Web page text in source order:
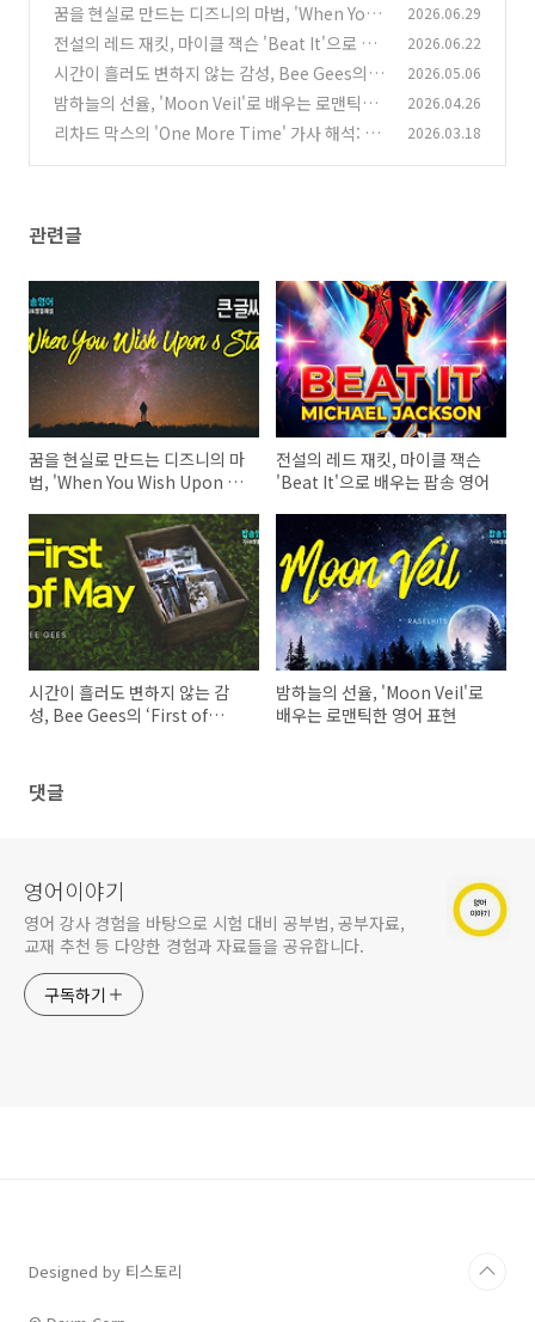
꿈을 현실로 만드는 디즈니의 마법, 'When You
Wish Upon a Star' 영어 공부
(0)
2026.06.29
전설의 레드 재킷, 마이클 잭슨 'Beat It'으로 배
우는 팝송 영어
(0)
2026.06.22
시간이 흘러도 변하지 않는 감성, Bee Gees의 ‘F
irst of May’로 감성 가득한 영어 공부 (0)
2026.05.06
밤하늘의 선율, 'Moon Veil'로 배우는 로맨틱한
영어 표현
(0)
2026.04.26
리차드 막스의 'One More Time' 가사 해석: 이
2026.03.18
관련글
꿈을 현실로 만드는 디즈니의 마
법, 'When You Wish Upon a
전설의 레드 재킷, 마이클 잭슨
'Beat It'으로 배우는 팝송 영어
시간이 흘러도 변하지 않는 감
성, Bee Gees의 ‘First of
밤하늘의 선율, 'Moon Veil'로
배우는 로맨틱한 영어 표현
댓글
영어이야기
영어 강사 경험을 바탕으로 시험 대비 공부법, 공부자료,
교재 추천 등 다양한 경험과 자료들을 공유합니다.
구독하기
Designed by 티스토리